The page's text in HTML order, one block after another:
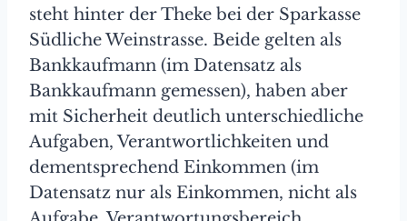
steht hinter der Theke bei der Sparkasse
Südliche Weinstrasse. Beide gelten als
Bankkaufmann (im Datensatz als
Bankkaufmann gemessen), haben aber
mit Sicherheit deutlich unterschiedliche
Aufgaben, Verantwortlichkeiten und
dementsprechend Einkommen (im
Datensatz nur als Einkommen, nicht als